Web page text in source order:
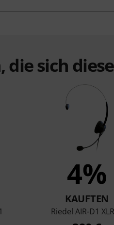
sich
4%
KAUFTEN
Riedel AIR-D1